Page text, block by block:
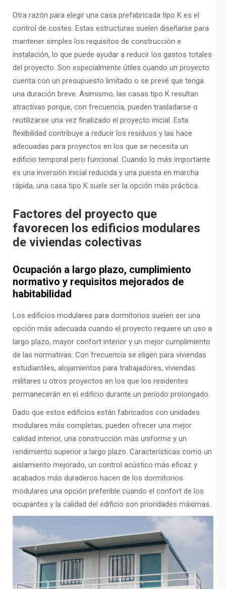
Otra razón para elegir una casa prefabricada tipo K es el
control de costes. Estas estructuras suelen diseñarse para
mantener simples los requisitos de construcción e
instalación, lo que puede ayudar a reducir los gastos totales
del proyecto. Son especialmente útiles cuando un proyecto
cuenta con un presupuesto limitado o se prevé que tenga
una duración breve. Asimismo, las casas tipo K resultan
atractivas porque, con frecuencia, pueden trasladarse o
reutilizarse una vez finalizado el proyecto inicial. Esta
flexibilidad contribuye a reducir los residuos y las hace
adecuadas para proyectos en los que se necesita un
edificio temporal pero funcional. Cuando lo más importante
es una inversión inicial reducida y una puesta en marcha
rápida, una casa tipo K suele ser la opción más práctica.
Factores del proyecto que
favorecen los edificios modulares
de viviendas colectivas
Ocupación a largo plazo, cumplimiento
normativo y requisitos mejorados de
habitabilidad
Los edificios modulares para dormitorios suelen ser una
opción más adecuada cuando el proyecto requiere un uso a
largo plazo, mayor confort interior y un mejor cumplimiento
de las normativas. Con frecuencia se eligen para viviendas
estudiantiles, alojamientos para trabajadores, viviendas
militares u otros proyectos en los que los residentes
permanecerán en el edificio durante un período prolongado.
Dado que estos edificios están fabricados con unidades
modulares más completas, pueden ofrecer una mejor
calidad interior, una construcción más uniforme y un
rendimiento superior a largo plazo. Características como un
aislamiento mejorado, un control acústico más eficaz y
acabados más duraderos hacen de los dormitorios
modulares una opción preferible cuando el confort de los
ocupantes y la calidad del edificio son prioridades máximas.